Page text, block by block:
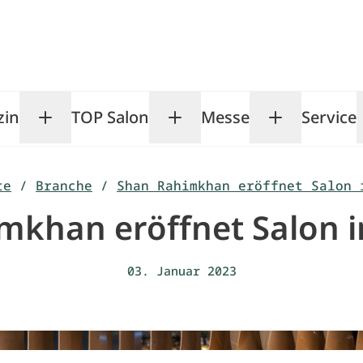
Toggle Magazin submenu
TOP Salon Toggle TOP Salon
Messe ToggleService
/ Branche / Shan Rahimkhan eröffnet Salon
eröffnet Salon
03. Januar 2023